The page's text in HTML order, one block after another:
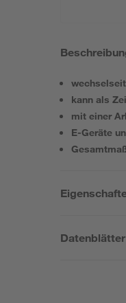
kann als
mit einer
E-Geräte
Datenblätter